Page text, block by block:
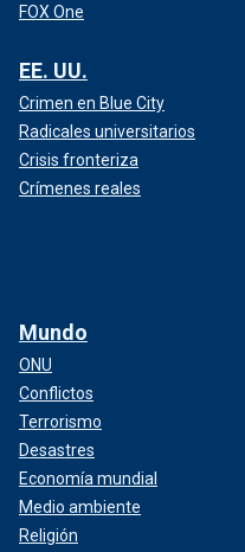
FOX One
EE. UU.
Crimen en Blue City
Radicales universitarios
Crisis fronteriza
Crímenes reales
Mundo
ONU
Conflictos
Terrorismo
Desastres
Economía mundial
Medio ambiente
Religión